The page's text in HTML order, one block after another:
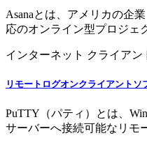
Asanaとは、アメリカの企
応のオンライン型プロジェ
インターネット クライアン
リモートログオンクライアントソ
PuTTY（パティ）とは、
サーバーへ接続可能なリモ